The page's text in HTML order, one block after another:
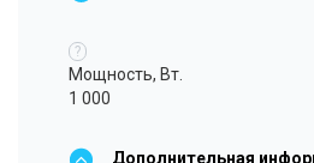
?
Мощность, Вт.
1 000
Дополнительная